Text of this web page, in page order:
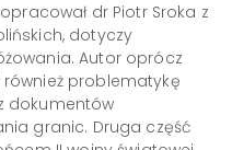
dr Piotr Sroka z
dotyczy
Autor oprócz
problematykę
dokumentów
granic. Druga część